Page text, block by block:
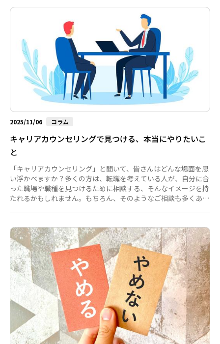
2025/11/06 コラム
キャリアカウンセリングで見つける、本当にやりたいこ
と
「キャリアカウンセリング」と聞いて、皆さんはどんな場面を思
い浮かべますか？多くの方は、転職を考えている人が、自分に合
った職場や職種を見つけるために相談する、そんなイメージを持
たれるかもしれません。もちろん、そのようなご相談も多くあり
歴書や職務経歴書などの応募書類作成の支援、また面接のトレー
ニング、さらには内定後の入社に向けた準備まで、皆様の状況や
ご希望に合わせて幅広くサポートしています。今回は、日々のキ
ャリアカウンセリングの中で実際にあった相談事例をもとに、キ
ャリアコンサルタント...